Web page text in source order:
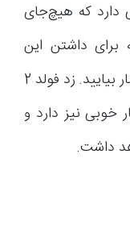
که هیچ‌جای
برای داشتن این
گوشی باید با قیمت بسیار بالای آن کنار بیایید. زد فولد 2
خوبی نیز دارد و
داشت.